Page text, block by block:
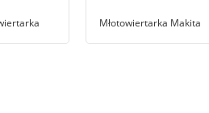
Młotowiertarka Makita